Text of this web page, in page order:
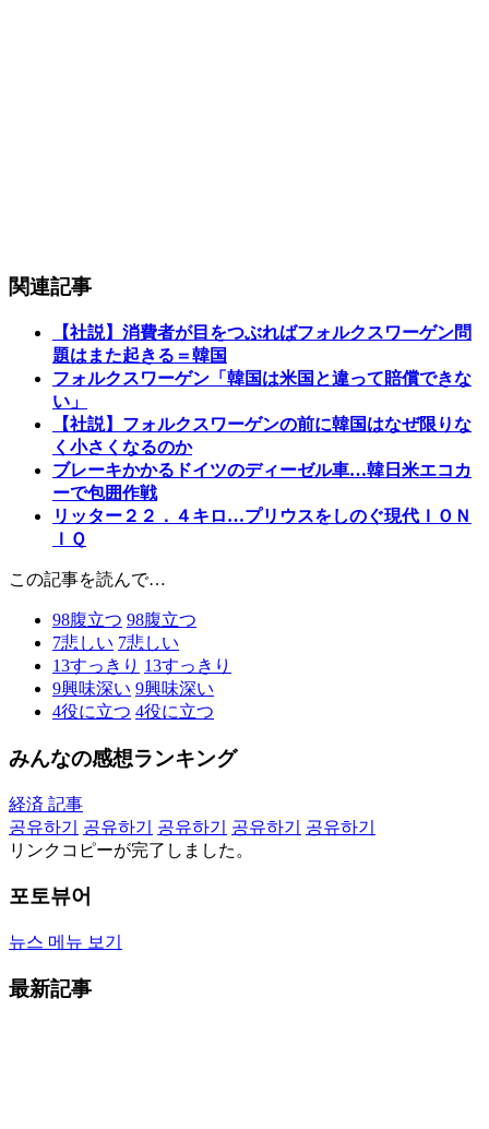
関連記事
【社説】消費者が目をつぶればフォルクスワーゲン問
題はまた起きる＝韓国
フォルクスワーゲン「韓国は米国と違って賠償できな
い」
【社説】フォルクスワーゲンの前に韓国はなぜ限りな
く小さくなるのか
ブレーキかかるドイツのディーゼル車…韓日米エコカ
ーで包囲作戦
リッター２２．４キロ…プリウスをしのぐ現代ＩＯＮ
ＩＱ
この記事を読んで…
98腹立つ 98腹立つ
7悲しい 7悲しい
13すっきり 13すっきり
9興味深い 9興味深い
4役に立つ 4役に立つ
みんなの感想ランキング
経済 記事
공유하기
공유하기 공유하기 공유하기
공유하기
リンクコピーが完了しました。
포토뷰어
뉴스 메뉴 보기
最新記事